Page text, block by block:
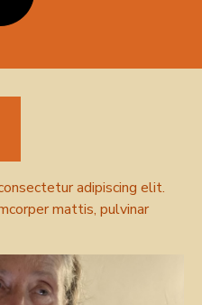
adipiscing elit.
mattis, pulvinar